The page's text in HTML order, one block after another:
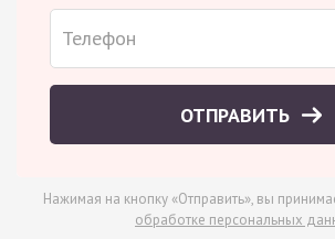
ОТПРАВИТЬ
Нажимая на кнопку «Отправить», вы
обработке персональных